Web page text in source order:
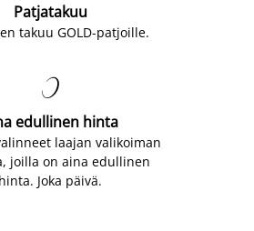
Patjatakuu
takuu GOLD-patjoille.

edullinen hinta
laajan valikoiman
joilla on aina edullinen
hinta. Joka päivä.